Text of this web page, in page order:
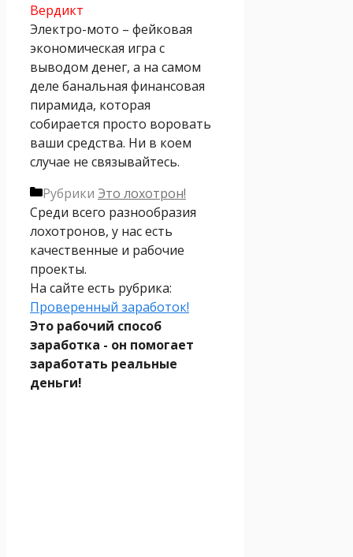
Вердикт
Электро-мото – фейковая
экономическая игра с
выводом денег, а на самом
деле банальная финансовая
пирамида, которая
собирается просто воровать
ваши средства. Ни в коем
случае не связывайтесь.
Рубрики Это лохотрон!
Среди всего разнообразия
лохотронов, у нас есть
качественные и рабочие
проекты.
На сайте есть рубрика:
Проверенный заработок!
Это рабочий способ
заработка - он помогает
заработать реальные
деньги!